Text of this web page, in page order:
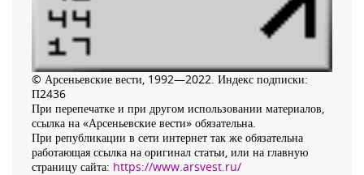
© Арсеньевские вести, 1992—2022. Индекс подписки:
П2436
При перепечатке и при другом использовании материалов,
ссылка на «Арсеньевские вести» обязательна.
При републикации в сети интернет так же обязательна
работающая ссылка на оригинал статьи, или на главную
страницу сайта: https://www.arsvest.ru/